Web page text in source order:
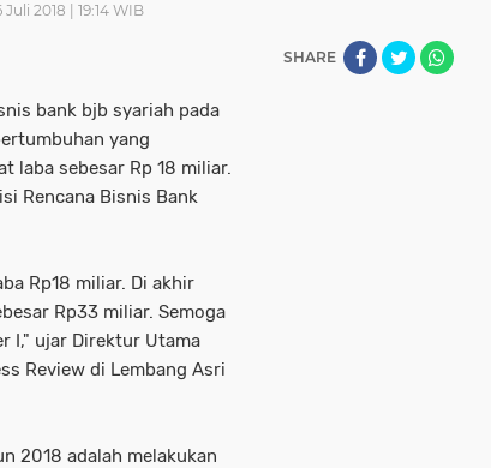
2018 | 19:14 WIB
SHARE
bank bjb syariah pada
yang
laba sebesar Rp 18 miliar.
Rencana Bisnis Bank
Rp18 miliar. Di akhir
Rp33 miliar. Semoga
I," ujar Direktur Utama
Review di Lembang Asri
2018 adalah melakukan